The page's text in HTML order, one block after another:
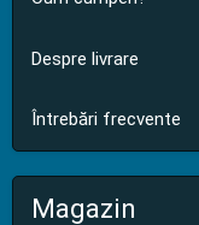
Despre livrare
Întrebări frecvente
Magazin